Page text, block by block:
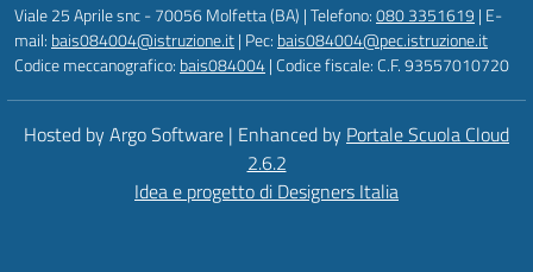
Viale 25 Aprile snc - 70056 Molfetta (BA) | Telefono:080 3351619 | E-
mail: bais084004@istruzione.it| Pec: bais084004@pec.istruzione.it
Codice meccanografico: bais084004| Codice fiscale: C.F. 93557010720
Hosted by Argo Software | Enhanced by Portale Scuola Cloud
2.6.2
Idea e progetto di Designers Italia